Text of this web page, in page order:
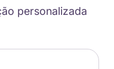
personalizada